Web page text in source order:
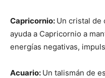
Capricornio: Un cristal de
ayuda a Capricornio a
energías negativas,
Acuario: Un talismán de